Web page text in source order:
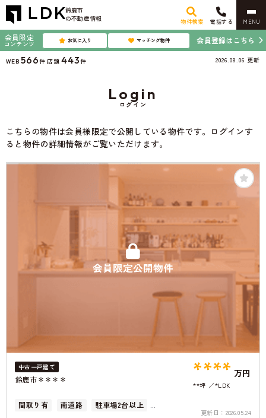
鈴鹿市
の不動産情報
物件検索 電話する MENU
会員限定
コンテンツ お気に入り マッチング物件 会員登録はこちら
WEB 566件 店頭 443件 2026.08.06 更新
ログイン
Login
こちらの物件は会員様限定で公開している物件です。ログインす
ると物件の詳細情報がご覧いただけます。
会員限定公開物件
中古一戸建て
鈴鹿市＊＊＊＊ **** 万円
**坪 *LDK
間取り有 南道路
駐車場2台以上
更新日： 2026.05.24